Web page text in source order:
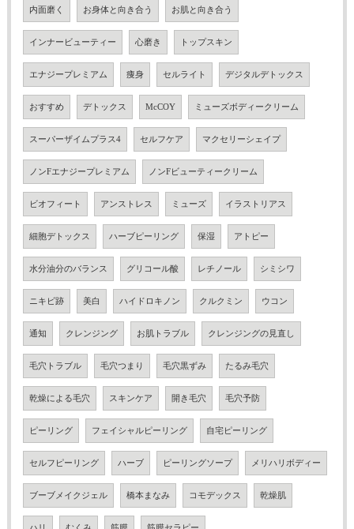
内面磨く お身体と向き合う お肌と向き合う
インナービューティー 心磨き トップスキン
エナジープレミアム 痩身 セルライト デジタルデトックス
おすすめ デトックス McCOY ミューズボディークリーム
スーパーザイムプラス4 セルフケア マクセリーシェイプ
ノンFエナジープレミアム ノンFビューティークリーム
ビオフィート アンストレス ミューズ イラストリアス
細胞デトックス ハーブピーリング 保湿 アトピー
水分油分のバランス グリコール酸 レチノール シミシワ
ニキビ跡 美白 ハイドロキノン クルクミン ウコン
通知 クレンジング お肌トラブル クレンジングの見直し
毛穴トラブル 毛穴つまり 毛穴黒ずみ たるみ毛穴
乾燥による毛穴 スキンケア 開き毛穴 毛穴予防
ピーリング フェイシャルピーリング 自宅ピーリング
セルフピーリング ハーブ ピーリングソープ メリハリボディー
ブーブメイクジェル 橋本まなみ コモデックス 乾燥肌